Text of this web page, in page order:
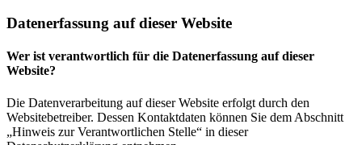
Datenerfassung auf dieser Website
Wer ist verantwortlich für die Datenerfassung auf dieser
Website?
Die Datenverarbeitung auf dieser Website erfolgt durch den
Websitebetreiber. Dessen Kontaktdaten können Sie dem Abschnitt
„Hinweis zur Verantwortlichen Stelle“ in dieser